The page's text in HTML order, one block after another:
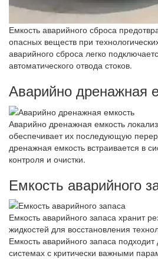
Емкость аварийного сброса
опасных веществ при
аварийного сброса легко
автоматического отвода стоков.
Аварийно дренажная
Аварийно дренажная емкость
обеспечивает их последующую
дренажная емкость встраивается в
контроля и очистки.
Емкость аварийного
Емкость аварийного запаса хранит
жидкостей для восстановления
Емкость аварийного запаса
системах с критически важными